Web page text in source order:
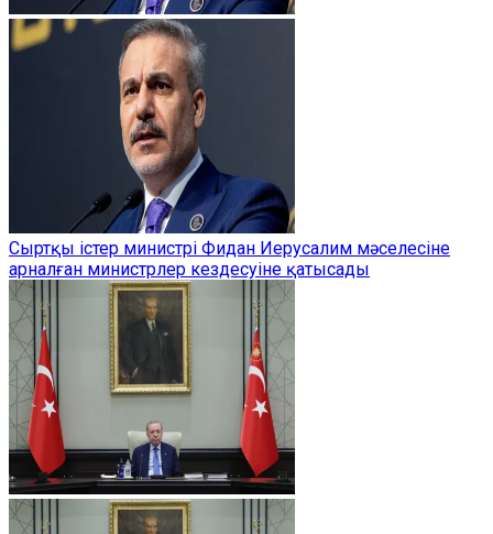
Сыртқы істер министрі Фидан Иерусалим мәселесіне
арналған министрлер кездесуіне қатысады